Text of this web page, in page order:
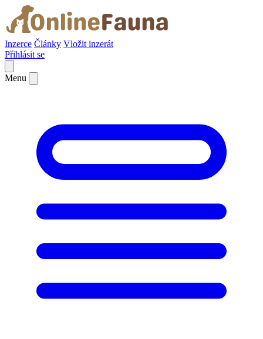
Inzerce Články Vložit inzerát
Přihlásit se
Menu